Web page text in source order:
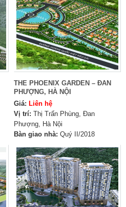
THE PHOENIX GARDEN – ĐAN
PHƯỢNG, HÀ NỘI
Giá: Liên hệ
Vị trí: Thị Trấn Phùng, Đan
Phượng, Hà Nội
Bàn giao nhà: Quý II/2018